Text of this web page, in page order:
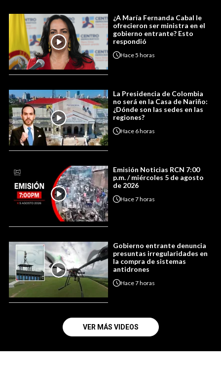
¿A María Fernanda Cabal le
ofrecieron ser ministra en el
gobierno entrante? Esto
respondió
Hace5 horas
La Presidencia de Colombia
no será en la Casa de Nariño:
¿Dónde son las sedes en las
regiones?
Hace 6 horas
Emisión Noticias RCN 7:00
p.m. / miércoles 5 de agosto
de 2026
Hace7 horas
Gobierno entrante denuncia
presuntas irregularidades en
la compra de sistemas
antidrones
Hace7 horas
VER MÁS VIDEOS